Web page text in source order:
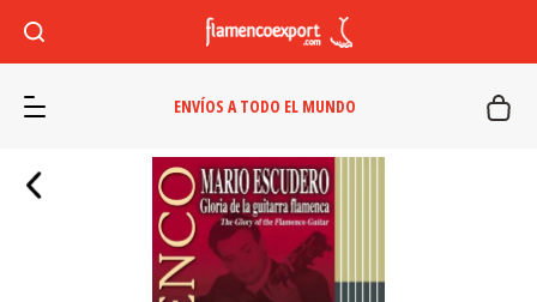
ENVÍOS A TODO EL MUNDO